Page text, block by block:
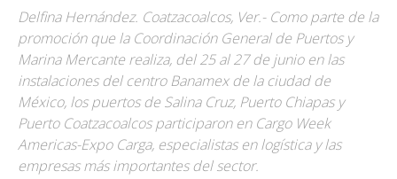
Delfina Hernández. Coatzacoalcos, Ver.- Como parte de la
promoción que la Coordinación General de Puertos y
Marina Mercante realiza, del 25 al 27 de junio en las
instalaciones del centro Banamex de la ciudad de
México, los puertos de Salina Cruz, Puerto Chiapas y
Puerto Coatzacoalcos participaron en Cargo Week
Americas-Expo Carga, especialistas en logística y las
empresas más importantes del sector.